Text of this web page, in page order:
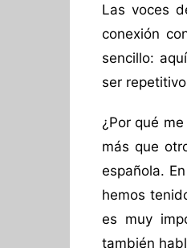
Las voces
conexión
sencillo:
ser
¿Por qué
más que
española.
hemos
es muy
también